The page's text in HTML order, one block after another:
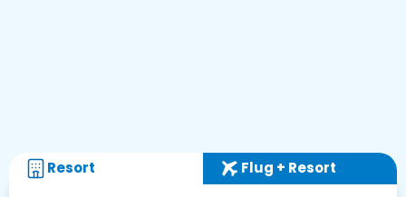
Resort Flug + Resort